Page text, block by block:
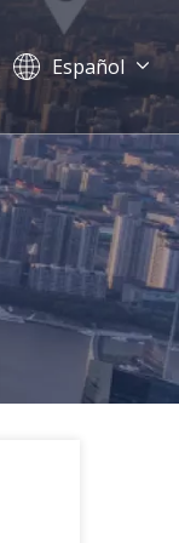
Español
Dansk
norsk språk
한국어
日本語
Italiano
Deutsch
Português
Pусский
Français
简体中文